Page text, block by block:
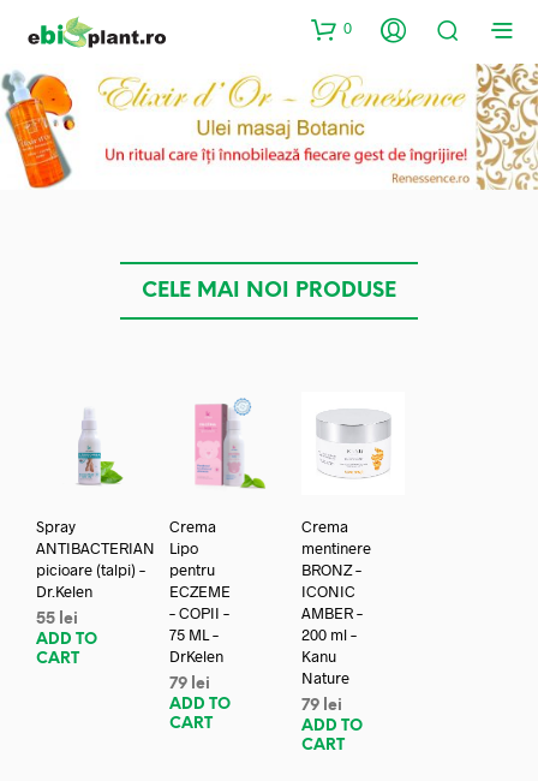
0
CELE MAI NOI PRODUSE
Spray
ANTIBACTERIAN
picioare (talpi) –
Dr.Kelen
55 lei
ADD TO
CART
Crema
Lipo
pentru
ECZEME
– COPII –
75 ML –
DrKelen
79 lei
ADD TO
CART
Crema
mentinere
BRONZ –
ICONIC
AMBER –
200 ml –
Kanu
Nature
79 lei
ADD TO
CART